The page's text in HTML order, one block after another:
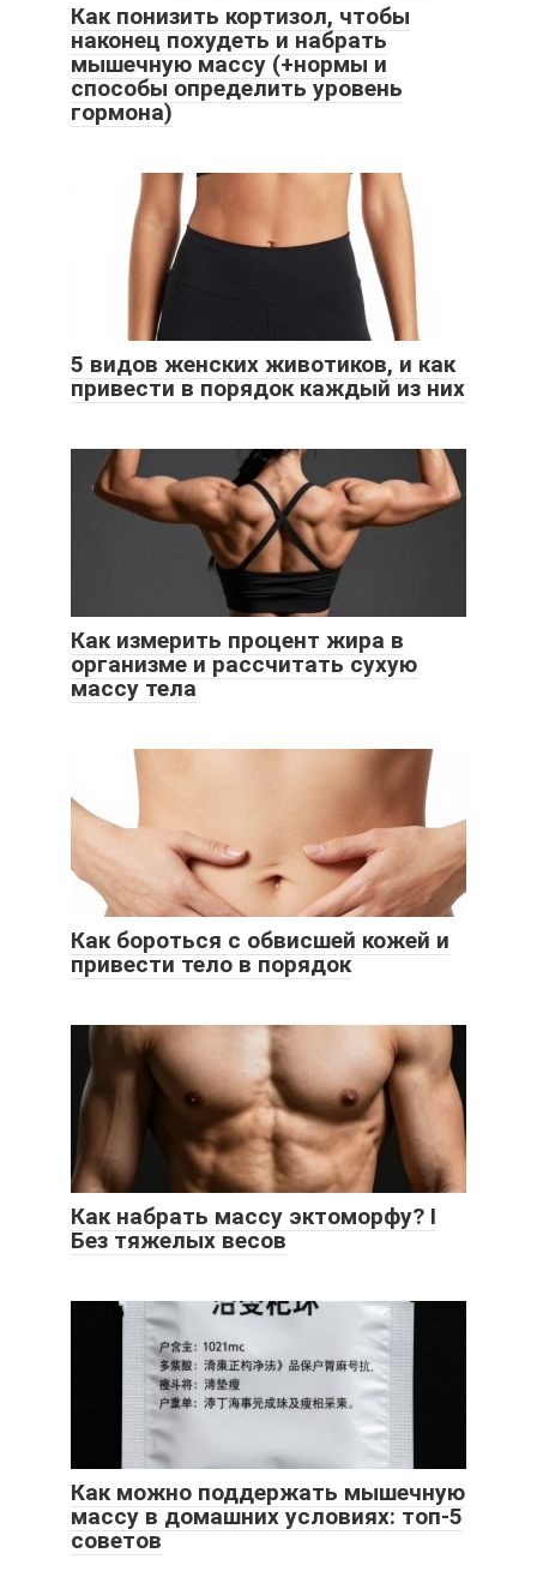
Как понизить кортизол, чтобы
наконец похудеть и набрать
мышечную массу (+нормы и
способы определить уровень
гормона)
5 видов женских животиков, и как
привести в порядок каждый из них
Как измерить процент жира в
организме и рассчитать сухую
массу тела
Как бороться с обвисшей кожей и
привести тело в порядок
Как набрать массу эктоморфу? I
Без тяжелых весов
Как можно поддержать мышечную
массу в домашних условиях: топ-5
советов